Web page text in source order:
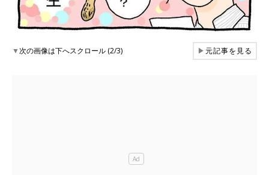
▼次の画像は下へスクロール (2/3) ▶元記事を見る